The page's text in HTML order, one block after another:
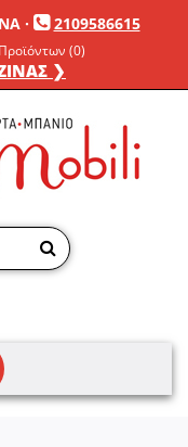
· 2109586615
(0)
❯